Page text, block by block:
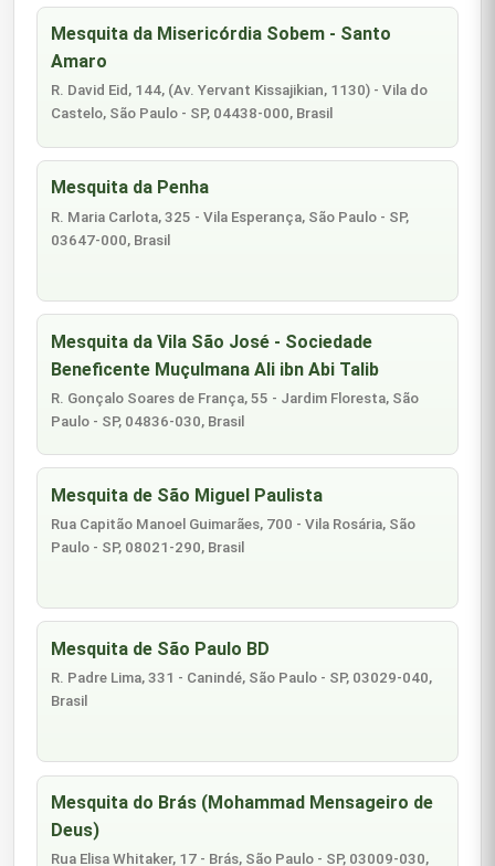
Mesquita da Misericórdia Sobem - Santo
Amaro
R. David Eid, 144, (Av. Yervant Kissajikian, 1130) - Vila do
Castelo, São Paulo - SP, 04438-000, Brasil
Mesquita da Penha
R. Maria Carlota, 325 - Vila Esperança, São Paulo - SP,
03647-000, Brasil
Mesquita da Vila São José - Sociedade
Beneficente Muçulmana Ali ibn Abi Talib
R. Gonçalo Soares de França, 55 - Jardim Floresta, São
Paulo - SP, 04836-030, Brasil
Mesquita de São Miguel Paulista
Rua Capitão Manoel Guimarães, 700 - Vila Rosária, São
Paulo - SP, 08021-290, Brasil
Mesquita de São Paulo BD
R. Padre Lima, 331 - Canindé, São Paulo - SP, 03029-040,
Brasil
Mesquita do Brás (Mohammad Mensageiro de
Deus)
Rua Elisa Whitaker, 17 - Brás, São Paulo - SP, 03009-030,